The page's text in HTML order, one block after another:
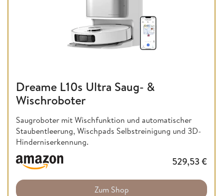
Dreame L10s Ultra Saug- &
Wischroboter
Saugroboter mit Wischfunktion und automatischer
Staubentleerung, Wischpads Selbstreinigung und 3D-
Hinderniserkennung.
529,53 €
Zum Shop